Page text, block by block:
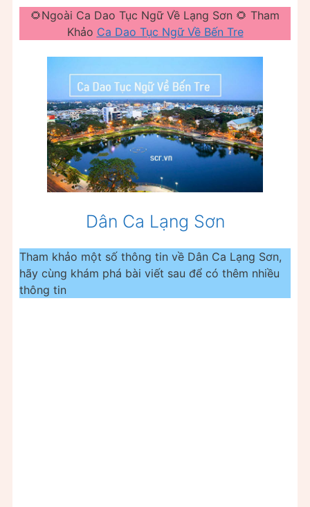
🌻Ngoài Ca Dao Tục Ngữ Về Lạng Sơn 🌻 Tham
Khảo Ca Dao Tục Ngữ Về Bến Tre
Dân Ca Lạng Sơn
Tham khảo một số thông tin về Dân Ca Lạng Sơn,
hãy cùng khám phá bài viết sau để có thêm nhiều
thông tin